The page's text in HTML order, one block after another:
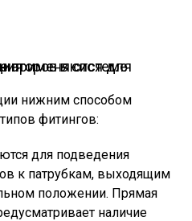
в системе отопления
нижним способом
фитингов:
для подведения
к патрубкам, выходящим
положении. Прямая
наличие